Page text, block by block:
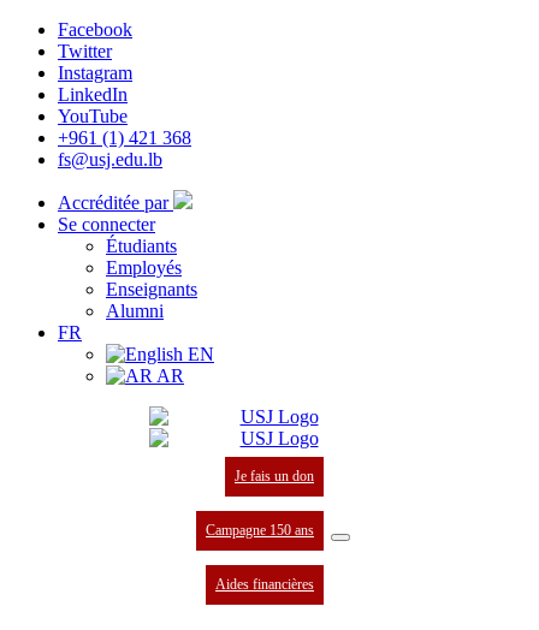
Facebook
Twitter
Instagram
LinkedIn
YouTube
+961 (1) 421 368
fs@usj.edu.lb
Accréditée par
Se connecter
Étudiants
Employés
Enseignants
Alumni
FR
EN
AR
Je fais un don
Campagne 150 ans
Aides financières